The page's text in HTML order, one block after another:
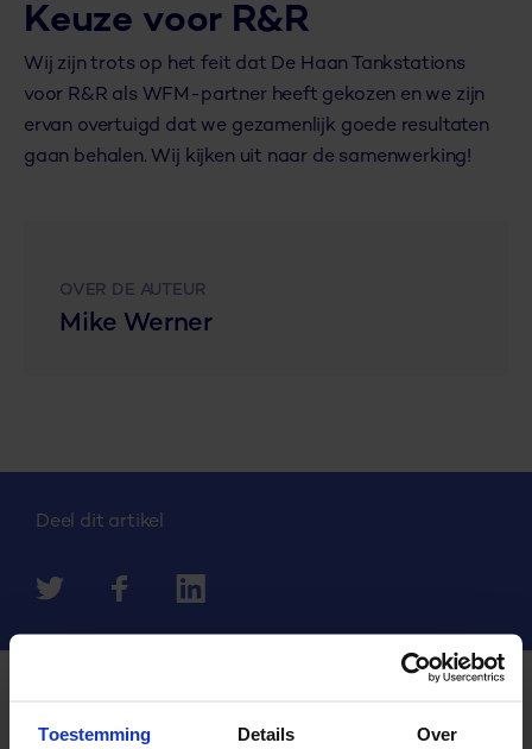
Toestemming Details Over
Keuze voor R&R
Wij zijn trots op het feit dat De Haan Tankstations
voor R&R als WFM-partner heeft gekozen en we zijn
ervan overtuigd dat we gezamenlijk goede resultaten
gaan behalen. Wij kijken uit naar de samenwerking!
OVER DE AUTEUR
Mike Werner
Deel dit artikel